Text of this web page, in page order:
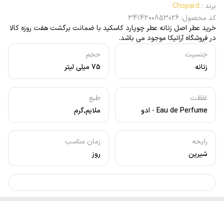
جنسیت
زنانه
حجم
75 میلی لیتر
غلظت
Eau de Perfume - ادو
پرفیوم
طبع
ملایم,گرم
رایحه
شیرین
زمان مناسب
روز
برند :
Chopard
کد محصول:
3414200853026
خرید عطر اصل زنانه عطر چوپارد کاسکید با ضمانت برگشت هفت روزه کالا
در فروشگاه آرانیکا موجود می باشد.